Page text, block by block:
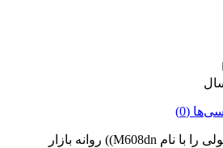
(0)
شرکت «HP» محصولی را با نام M608dn)) روانه بازار